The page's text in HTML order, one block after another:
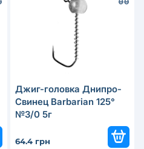
Джиг-головка Днипро-
Свинец Barbarian 125°
№3/0 5г
64.4 грн